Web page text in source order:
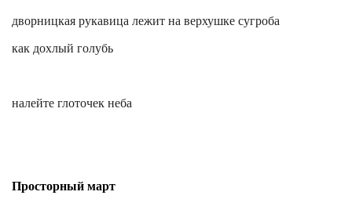
дворницкая рукавица лежит на верхушке сугроба
как дохлый голубь
налейте глоточек неба
Просторный март